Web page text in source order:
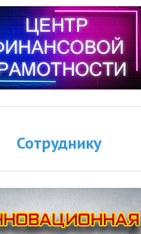
Сотруднику